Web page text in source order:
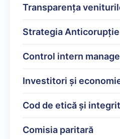
Transparența
Strategia Anticorupție
Control intern
Investitori și
Cod de etică și
Comisia paritară